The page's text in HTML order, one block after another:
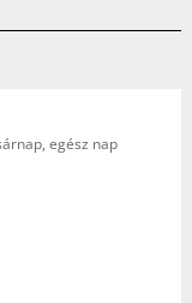
egész nap